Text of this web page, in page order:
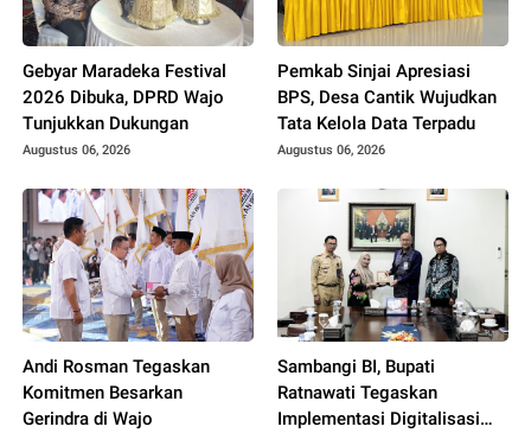
Gebyar Maradeka Festival
2026 Dibuka, DPRD Wajo
Tunjukkan Dukungan
Augustus 06, 2026
Pemkab Sinjai Apresiasi
BPS, Desa Cantik Wujudkan
Tata Kelola Data Terpadu
Augustus 06, 2026
Andi Rosman Tegaskan
Komitmen Besarkan
Gerindra di Wajo
Sambangi BI, Bupati
Ratnawati Tegaskan
Implementasi Digitalisasi